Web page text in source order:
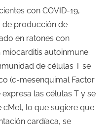
con COVID-19,
producción de
en ratones con
autoinmune.
de células T se
(c-mesenquimal Factor
las células T y se
cMet, lo que sugiere que
cardíaca, se